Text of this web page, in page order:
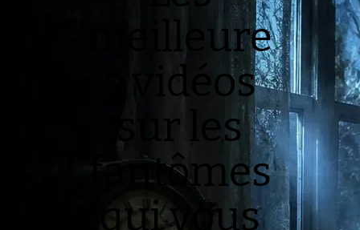
meilleure
s vidéos
sur les
fantômes
qui vous